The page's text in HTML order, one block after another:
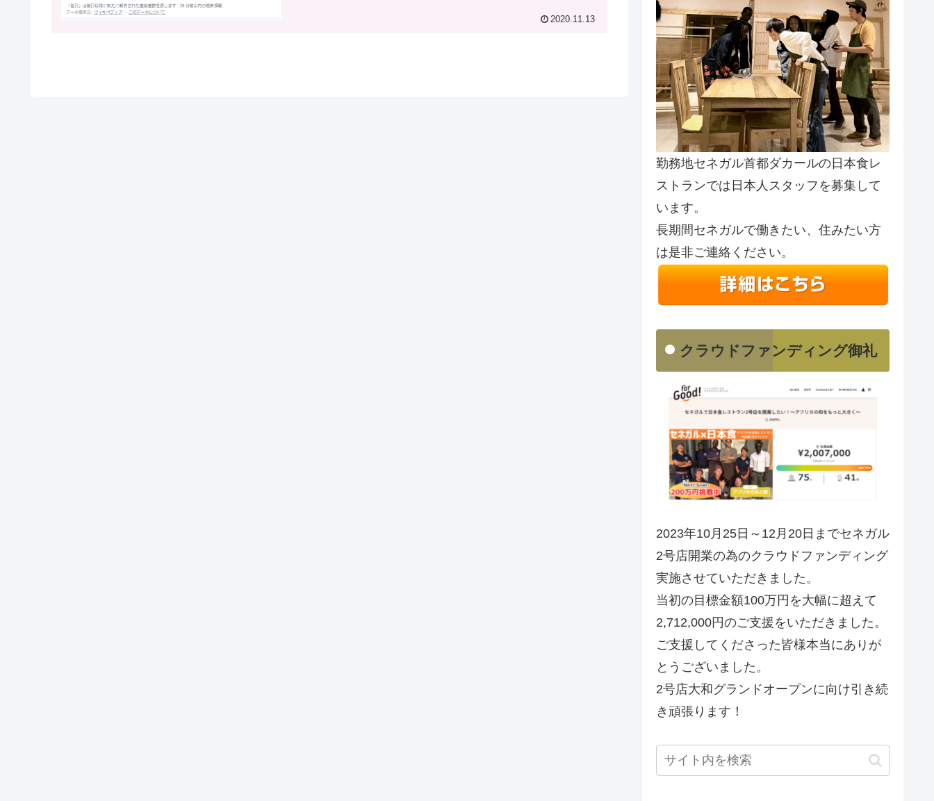
2020.11.13
勤務地セネガル首都ダカールの日本食レ
ストランでは日本人スタッフを募集して
います。
長期間セネガルで働きたい、住みたい方
は是非ご連絡ください。
クラウドファンディング御礼
2023年10月25日～12月20日までセネガル
2号店開業の為のクラウドファンディング
実施させていただきました。
当初の目標金額100万円を大幅に超えて
2,712,000円のご支援をいただきました。
ご支援してくださった皆様本当にありが
とうございました。
2号店大和グランドオープンに向け引き続
き頑張ります！